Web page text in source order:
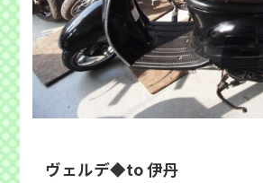
ヴェルデ◆to 伊丹